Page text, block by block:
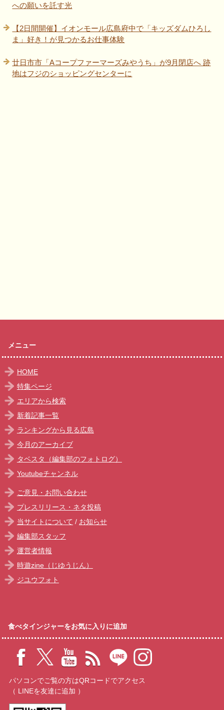
への願いを託す光
【2日間開催】イオンモール広島府中で「キッズダムひろし
ま」好き！が見つかるお仕事体験
廿日市市「Aコープファーマーズみやうち」が9月閉店へ 跡
地はフジのショッピングセンターに
メニュー
HOME
特集ページ
エリアから検索
新着記事一覧
ランキングから見る広島
今月のアーカイブ
タベスタ（編集部のフォトログ）
Youtubeチャンネル
ご意見・お問い合わせ
プレスリリース・ネタ投稿
当サイトについて / お知らせ
編集部スタッフ
運営者情報
時遊zine（じゆうじん）
ジユウフォト
食べタインジャーをお気に入りに追加
パソコンでご覧の方はQRコードでアクセス
（ LINEを友達に追加 ）